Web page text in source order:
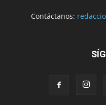
Contáctanos: